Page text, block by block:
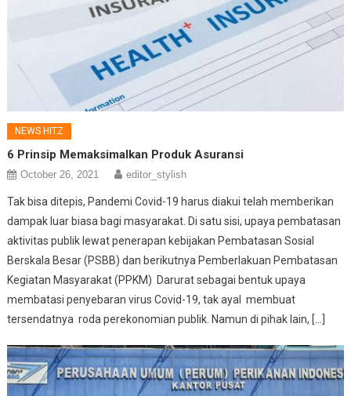
NEWS HITZ
6 Prinsip Memaksimalkan Produk Asuransi
October 26, 2021 editor_stylish
Tak bisa ditepis, Pandemi Covid-19 harus diakui telah memberikan
dampak luar biasa bagi masyarakat. Di satu sisi, upaya pembatasan
aktivitas publik lewat penerapan kebijakan Pembatasan Sosial
Berskala Besar (PSBB) dan berikutnya Pemberlakuan Pembatasan
Kegiatan Masyarakat (PPKM) Darurat sebagai bentuk upaya
membatasi penyebaran virus Covid-19, tak ayal membuat
tersendatnya roda perekonomian publik. Namun di pihak lain, […]